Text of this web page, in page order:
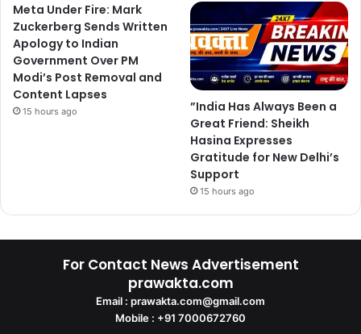
Meta Under Fire: Mark
Zuckerberg Sends Written
Apology to Indian
Government Over PM
Modi’s Post Removal and
Content Lapses
15 hours ago
”India Has Always Been a
Great Friend: Sheikh
Hasina Expresses
Gratitude for New Delhi’s
Support
15 hours ago
For Contact News Advertisement
prawakta.com
Email : prawakta.com@gmail.com
Mobile : +91 7000672760